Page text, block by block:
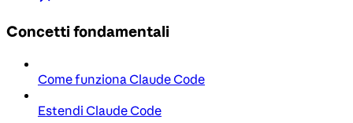
Concetti fondamentali
Come funziona Claude Code
Estendi Claude Code